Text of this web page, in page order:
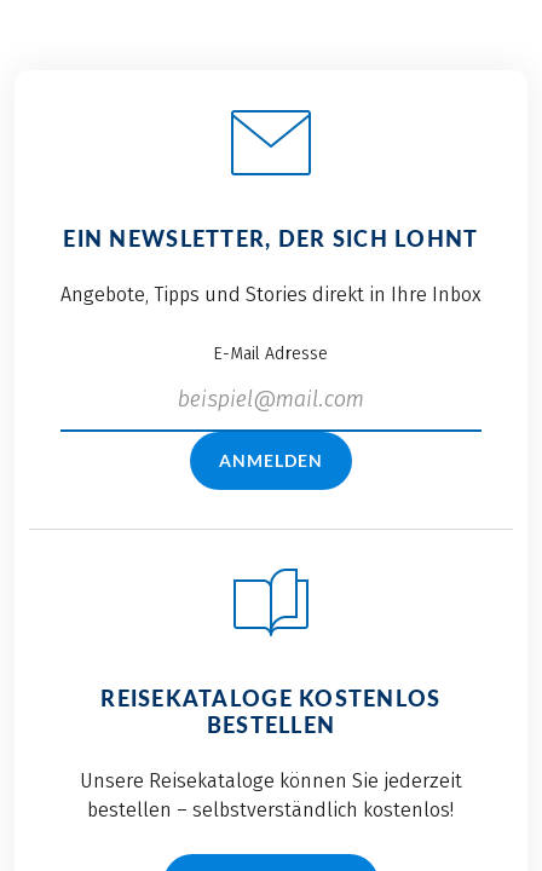
EIN NEWSLETTER, DER SICH LOHNT
Angebote, Tipps und Stories direkt in Ihre Inbox
E-Mail Adresse
ANMELDEN
REISEKATALOGE KOSTENLOS
BESTELLEN
Unsere Reisekataloge können Sie jederzeit
bestellen – selbstverständlich kostenlos!